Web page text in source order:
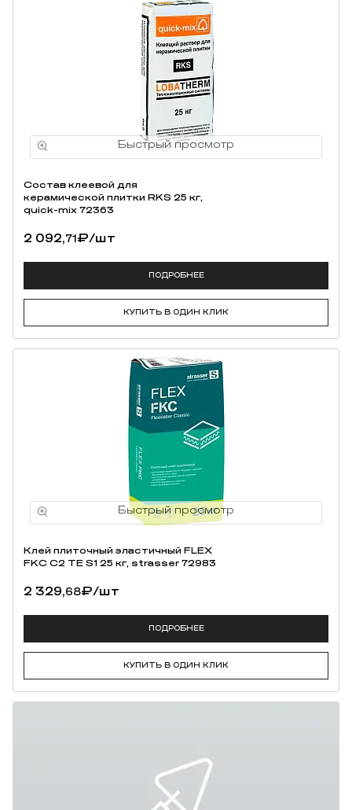
Состав клеевой для
керамической плитки RKS 25 кг,
quick-mix 72363
2 092,71₽/шт
ПОДРОБНЕЕ
КУПИТЬ В ОДИН КЛИК
Клей плиточный эластичный FLEX
FKC C2 TE S1 25 кг, strasser 72983
2 329,68₽/шт
ПОДРОБНЕЕ
КУПИТЬ В ОДИН КЛИК